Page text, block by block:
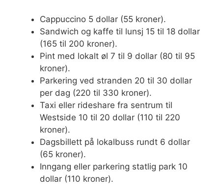
Cappuccino 5 dollar (55 kroner).
Sandwich og kaffe til lunsj 15 til 18 dollar
(165 til 200 kroner).
Pint med lokalt øl 7 til 9 dollar (80 til 95
kroner).
Parkering ved stranden 20 til 30 dollar
per dag (220 til 330 kroner).
Taxi eller rideshare fra sentrum til
Westside 10 til 20 dollar (110 til 220
kroner).
Dagsbillett på lokalbuss rundt 6 dollar
(65 kroner).
Inngang eller parkering statlig park 10
dollar (110 kroner).